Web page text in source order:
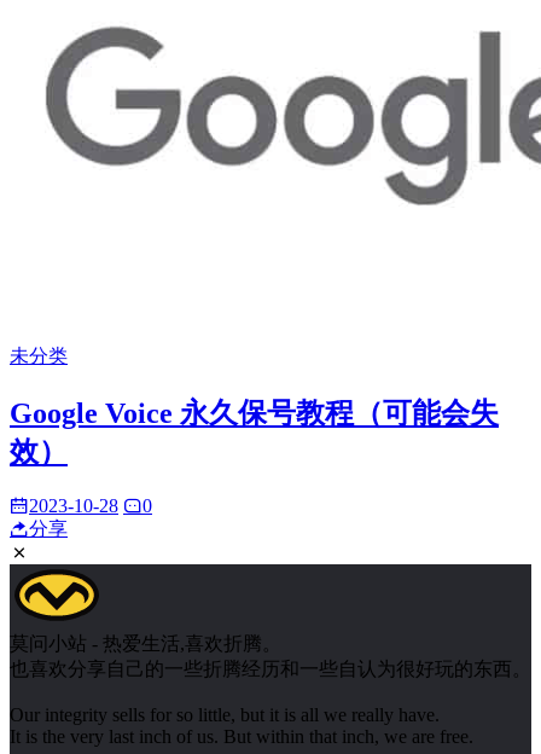
未分类
Google Voice 永久保号教程（可能会失
效）
2023-10-28
0
分享
莫问小站 - 热爱生活,喜欢折腾。
也喜欢分享自己的一些折腾经历和一些自认为很好玩的东西。
Our integrity sells for so little, but it is all we really have.
It is the very last inch of us. But within that inch, we are free.